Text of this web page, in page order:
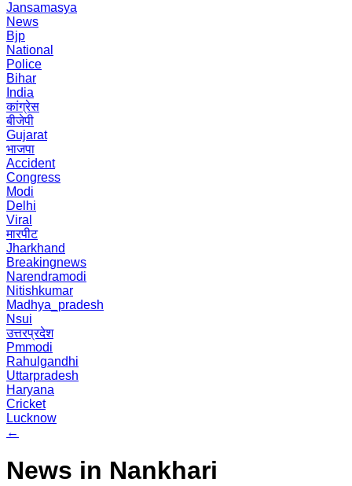
Jansamasya
News
Bjp
National
Police
Bihar
India
कांग्रेस
बीजेपी
Gujarat
भाजपा
Accident
Congress
Modi
Delhi
Viral
मारपीट
Jharkhand
Breakingnews
Narendramodi
Nitishkumar
Madhya_pradesh
Nsui
उत्तरप्रदेश
Pmmodi
Rahulgandhi
Uttarpradesh
Haryana
Cricket
Lucknow
←
News in Nankhari